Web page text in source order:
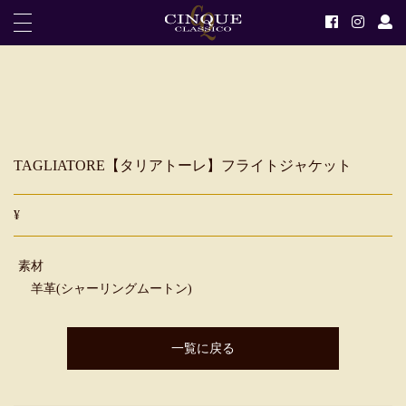
TAGLIATORE【タリアトーレ】フライトジャケット
¥
素材
羊革(シャーリングムートン)
一覧に戻る